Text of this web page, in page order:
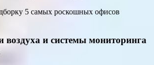
5 самых роскошных офисов
воздуха и системы мониторинга